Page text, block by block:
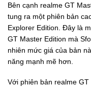
Bên cạnh realme GT
tung ra một phiên bản
Explorer Edition. Đây là
GT Master Edition mà
nhiên mức giá của bản
năng mạnh mẽ hơn.
Với phiên bản realme